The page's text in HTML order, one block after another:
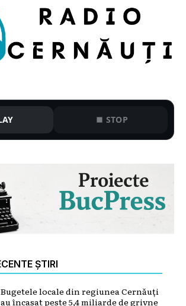
STOP
ȘTIRI
Bugetele locale din regiunea Cernăuți
au încasat peste 5,4 miliarde de grivne